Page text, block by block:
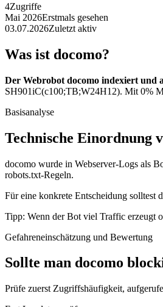
4Zugriffe
Mai 2026Erstmals gesehen
03.07.2026Zuletzt aktiv
Was ist docomo?
Der Webrobot docomo indexiert und
SH901iC(c100;TB;W24H12). Mit 0%
Basisanalyse
Technische Einordnung
docomo wurde in Webserver-Logs als
robots.txt-Regeln.
Für eine konkrete Entscheidung
Tipp: Wenn der Bot viel Traffic erzeugt
Gefahreneinschätzung und Bewertung
Sollte man docomo
Prüfe zuerst Zugriffshäufigkeit,